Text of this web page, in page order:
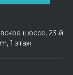
шоссе, 23-й
1 этаж